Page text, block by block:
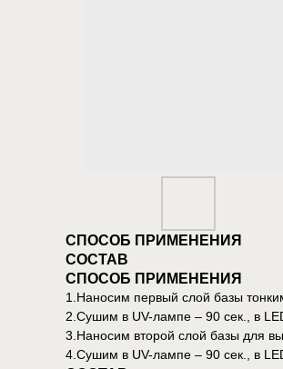
СПОСОБ ПРИМЕНЕНИЯ
СОСТАВ
СПОСОБ ПРИМЕНЕНИЯ
1.Наносим первый слой базы
2.Сушим в UV-лампе – 90 сек., в
3.Наносим второй слой базы для
4.Сушим в UV-лампе – 90 сек., в